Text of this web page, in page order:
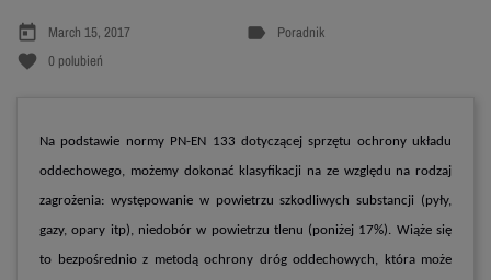
today March 15, 2017 label Poradnik
favorite 0 polubień
Na podstawie normy PN-EN 133 dotyczącej sprzętu ochrony układu
oddechowego, możemy dokonać klasyfikacji na ze względu na rodzaj
zagrożenia: występowanie w powietrzu szkodliwych substancji (pyły,
gazy, opary itp), niedobór w powietrzu tlenu (poniżej 17%). Wiąże się
to bezpośrednio z metodą ochrony dróg oddechowych, która może